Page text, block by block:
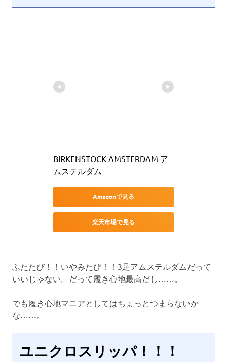
BIRKENSTOCK AMSTERDAM ア
ムステルダム
Amazonで見る
楽天市場で見る
ふたたび！！いやみたび！！3足アムステルダムだって
いいじゃない。だって履き心地最高だし……。
でも履き心地マニアとしてはちょっとつまらないか
な……。
ユニクロスリッパ！！！